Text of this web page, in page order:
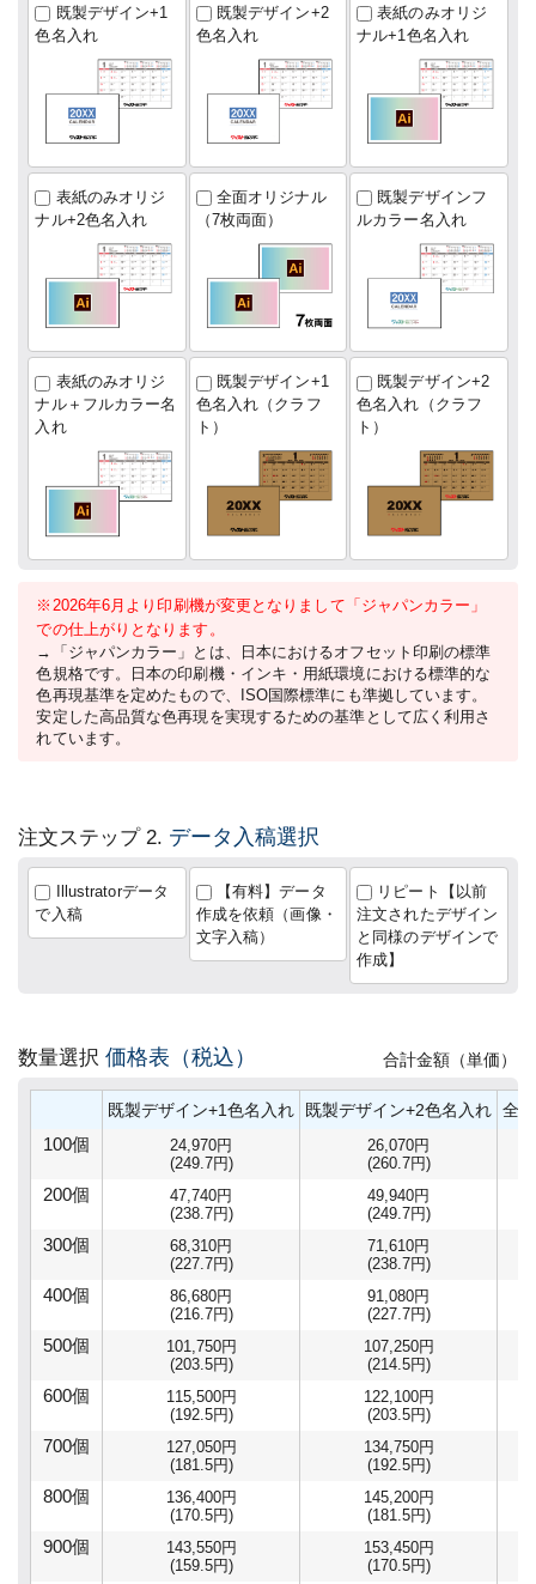
既製デザイン+1
色名入れ
既製デザイン+2
色名入れ
表紙のみオリジ
ナル+1色名入れ
表紙のみオリジ
ナル+2色名入れ
全面オリジナル
（7枚両面）
既製デザインフ
ルカラー名入れ
表紙のみオリジ
ナル＋フルカラー名
入れ
既製デザイン+1
色名入れ（クラフ
ト）
既製デザイン+2
色名入れ（クラフ
ト）
※2026年6月より印刷機が変更となりまして「ジャパンカラー」
での仕上がりとなります。
→「ジャパンカラー」とは、日本におけるオフセット印刷の標準
色規格です。日本の印刷機・インキ・用紙環境における標準的な
色再現基準を定めたもので、ISO国際標準にも準拠しています。
安定した高品質な色再現を実現するための基準として広く利用さ
れています。
注文ステップ 2. データ入稿選択
Illustratorデータ
で入稿
【有料】データ
作成を依頼（画像・
文字入稿）
リピート【以前
注文されたデザイン
と同様のデザインで
作成】
数量選択価格表（税込） 合計金額（単価）
既製デザイン+1色名入れ 既製デザイン+2色名入れ 全
100個
24,970円
(249.7円)
26,070円
(260.7円)
200個
47,740円
(238.7円)
49,940円
(249.7円)
300個
68,310円
(227.7円)
71,610円
(238.7円)
400個
86,680円
(216.7円)
91,080円
(227.7円)
500個
101,750円
(203.5円)
107,250円
(214.5円)
600個
115,500円
(192.5円)
122,100円
(203.5円)
700個
127,050円
(181.5円)
134,750円
(192.5円)
800個
136,400円
(170.5円)
145,200円
(181.5円)
900個
143,550円
(159.5円)
153,450円
(170.5円)